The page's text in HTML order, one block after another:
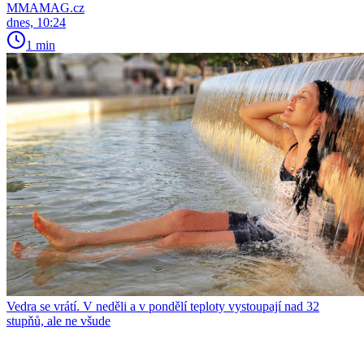
MMAMAG.cz
dnes, 10:24
1 min
Vedra se vrátí. V neděli a v pondělí teploty vystoupají nad 32
stupňů, ale ne všude